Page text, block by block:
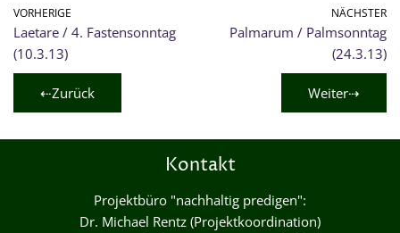
VORHERIGE
Laetare / 4. Fastensonntag
(10.3.13)
NÄCHSTER
Palmarum / Palmsonntag
(24.3.13)
⇠Zurück Weiter⇢
Kontakt
Projektbüro "nachhaltig predigen":
Dr. Michael Rentz (Projektkoordination)